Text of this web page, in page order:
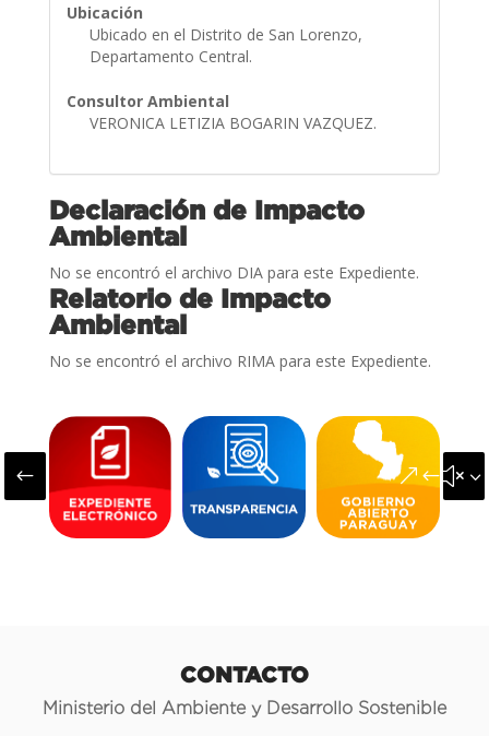
Ubicación
Ubicado en el Distrito de San Lorenzo,
Departamento Central.
Consultor Ambiental
VERONICA LETIZIA BOGARIN VAZQUEZ.
Declaración de Impacto
Ambiental
No se encontró el archivo DIA para este Expediente.
Relatorio de Impacto
Ambiental
No se encontró el archivo RIMA para este Expediente.
#
CONTACTO
Ministerio del Ambiente y Desarrollo Sostenible